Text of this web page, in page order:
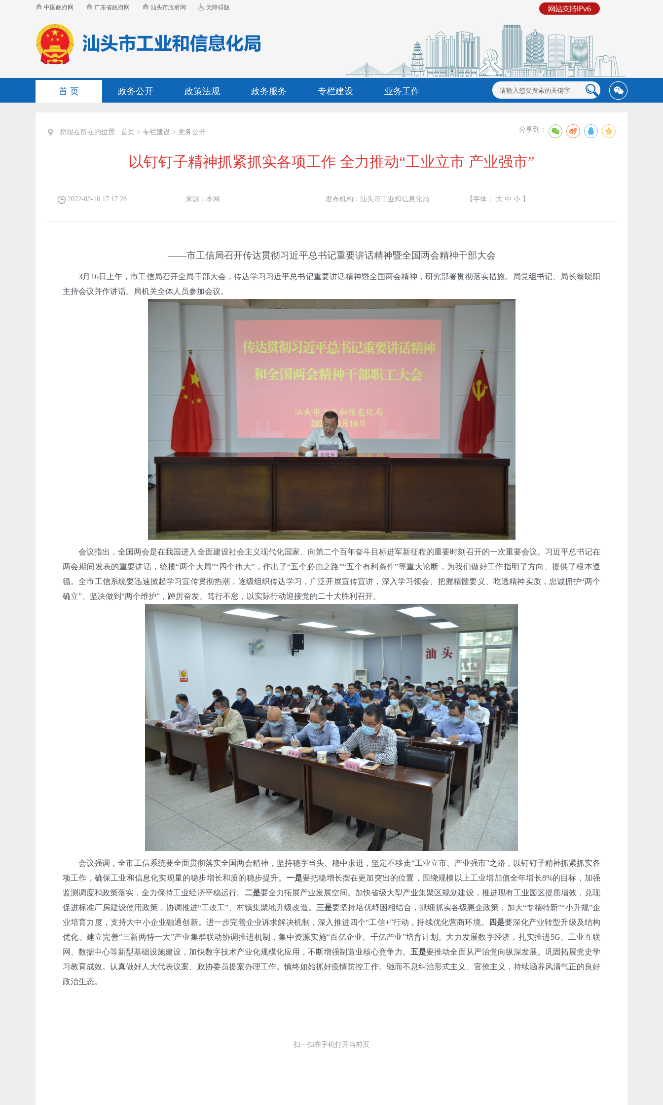
中国政府网 广东省政府网 汕头市政府网 无障碍版
首 页 政务公开 政策法规 政务服务 专栏建设 业务工作
您现在所在的位置 : 首页 > 专栏建设 > 党务公开 分享到：
以钉钉子精神抓紧抓实各项工作 全力推动“工业立市 产业强市”
2022-03-16 17:17:28 来源：本网 发布机构：汕头市工业和信息化局 【字体： 大 中 小 】
——市工信局召开传达贯彻习近平总书记重要讲话精神暨全国两会精神干部大会
3月16日上午，市工信局召开全局干部大会，传达学习习近平总书记重要讲话精神暨全国两会精神，研究部署贯彻落实措施。局党组书记、局长翁晓阳
主持会议并作讲话。局机关全体人员参加会议。
会议指出，全国两会是在我国进入全面建设社会主义现代化国家、向第二个百年奋斗目标进军新征程的重要时刻召开的一次重要会议。习近平总书记在
两会期间发表的重要讲话，统揽“两个大局”“四个伟大”，作出了“五个必由之路”“五个有利条件”等重大论断，为我们做好工作指明了方向、提供了根本遵
循。全市工信系统要迅速掀起学习宣传贯彻热潮，逐级组织传达学习，广泛开展宣传宣讲，深入学习领会、把握精髓要义、吃透精神实质，忠诚拥护“两个
确立”、坚决做到“两个维护”，踔厉奋发、笃行不怠，以实际行动迎接党的二十大胜利召开。
会议强调，全市工信系统要全面贯彻落实全国两会精神，坚持稳字当头、稳中求进，坚定不移走“工业立市、产业强市”之路，以钉钉子精神抓紧抓实各
项工作，确保工业和信息化实现量的稳步增长和质的稳步提升。 一是要把稳增长摆在更加突出的位置，围绕规模以上工业增加值全年增长8%的目标，加强
监测调度和政策落实，全力保持工业经济平稳运行。 二是要全力拓展产业发展空间。加快省级大型产业集聚区规划建设，推进现有工业园区提质增效，兑现
促进标准厂房建设使用政策，协调推进“工改工”、村镇集聚地升级改造。 三是要坚持培优纾困相结合，抓细抓实各级惠企政策，加大“专精特新”“小升规”企
业培育力度，支持大中小企业融通创新。进一步完善企业诉求解决机制，深入推进四个“工信+”行动，持续优化营商环境。
四是要深化产业转型升级及结构
优化。建立完善“三新两特一大”产业集群联动协调推进机制，集中资源实施“百亿企业、千亿产业”培育计划。大力发展数字经济，扎实推进5G、工业互联
网、数据中心等新型基础设施建设，加快数字技术产业化规模化应用，不断增强制造业核心竞争力。 五是要推动全面从严治党向纵深发展。巩固拓展党史学
习教育成效。认真做好人大代表议案、政协委员提案办理工作。慎终如始抓好疫情防控工作。驰而不息纠治形式主义、官僚主义，持续涵养风清气正的良好
政治生态。
扫一扫在手机打开当前页